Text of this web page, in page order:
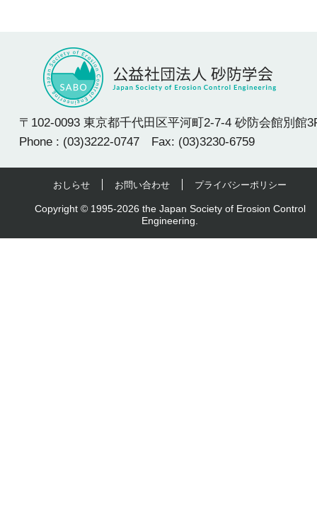
〒102-0093 東京都千代田区平河町2-7-4 砂防会館別館
Phone : (03)3222-0747 Fax: (03)3230-6759
おしらせ お問い合わせ プライバシーポリシー
Copyright © 1995-2026 the Japan Society of Erosion Control
Engineering.